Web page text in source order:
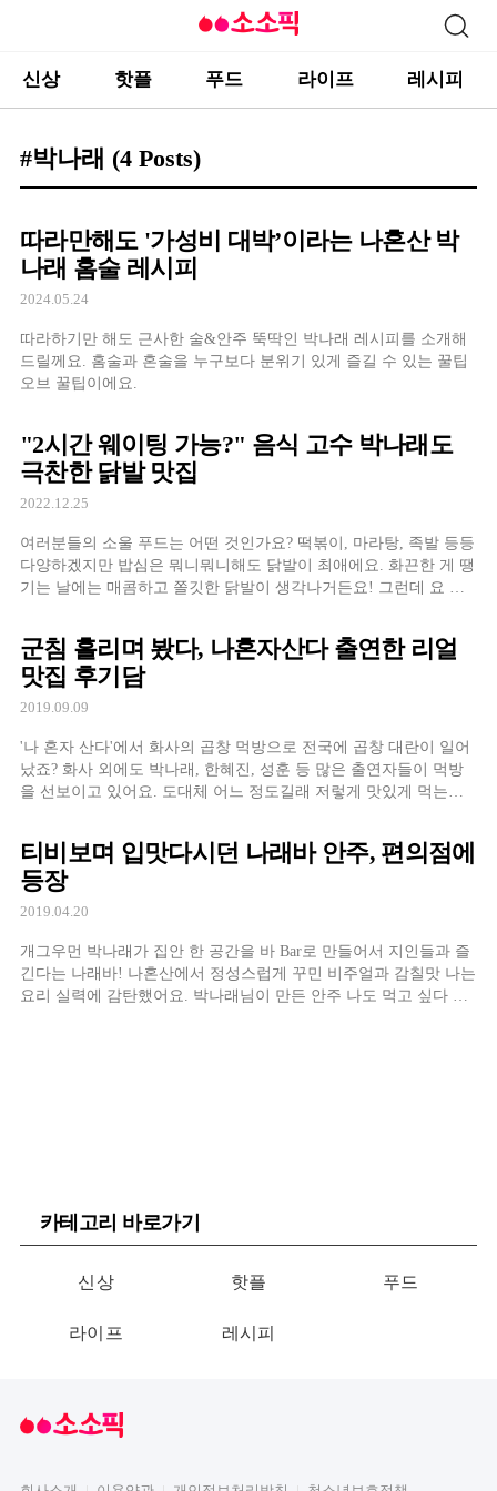
신상 핫플 푸드 라이프 레시피
#박나래 (4 Posts)
따라만해도 '가성비 대박’이라는 나혼산 박
나래 홈술 레시피
2024.05.24
따라하기만 해도 근사한 술&안주 뚝딱인 박나래 레시피를 소개해
드릴께요. 홈술과 혼술을 누구보다 분위기 있게 즐길 수 있는 꿀팁
오브 꿀팁이에요.
"2시간 웨이팅 가능?" 음식 고수 박나래도
극찬한 닭발 맛집
2022.12.25
여러분들의 소울 푸드는 어떤 것인가요? 떡볶이, 마라탕, 족발 등등
다양하겠지만 밥심은 뭐니뭐니해도 닭발이 최애에요. 화끈한 게 땡
기는 날에는 매콤하고 쫄깃한 닭발이 생각나거든요! 그런데 요 닭
군침 흘리며 봤다, 나혼자산다 출연한 리얼
맛집 후기담
2019.09.09
'나 혼자 산다'에서 화사의 곱창 먹방으로 전국에 곱창 대란이 일어
났죠? 화사 외에도 박나래, 한혜진, 성훈 등 많은 출연자들이 먹방
을 선보이고 있어요. 도대체 어느 정도길래 저렇게 맛있게 먹는지
티비보며 입맛다시던 나래바 안주, 편의점에
등장
2019.04.20
개그우먼 박나래가 집안 한 공간을 바 Bar로 만들어서 지인들과 즐
긴다는 나래바! 나혼산에서 정성스럽게 꾸민 비주얼과 감칠맛 나는
요리 실력에 감탄했어요. 박나래님이 만든 안주 나도 먹고 싶다 하
카테고리 바로가기
신상 핫플 푸드
라이프 레시피